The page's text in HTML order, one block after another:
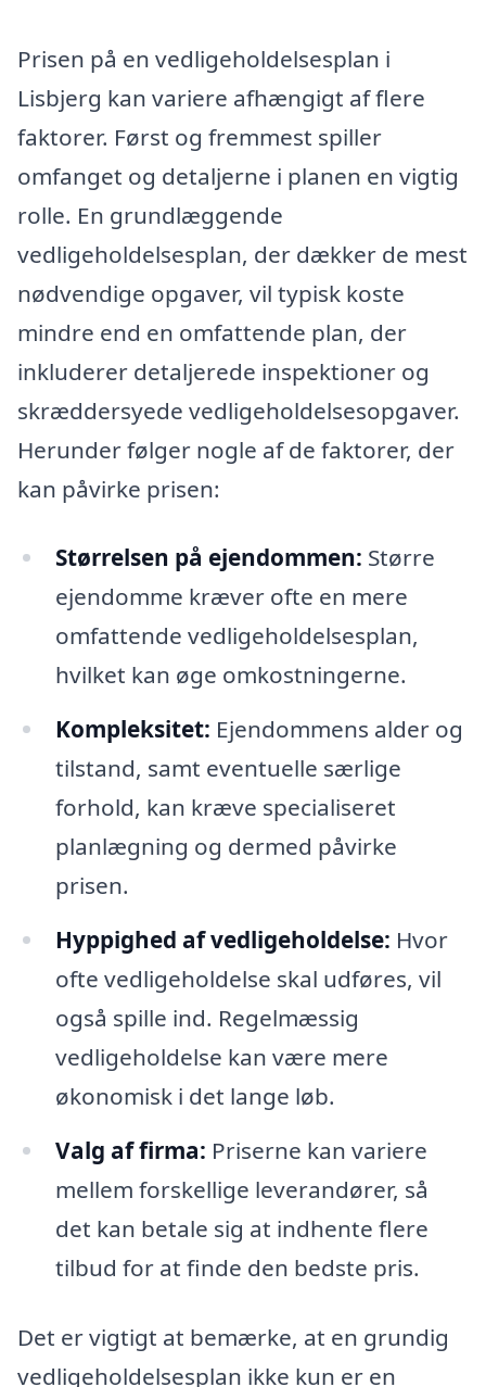
Prisen på en vedligeholdelsesplan i
Lisbjerg kan variere afhængigt af flere
faktorer. Først og fremmest spiller
omfanget og detaljerne i planen en vigtig
rolle. En grundlæggende
vedligeholdelsesplan, der dækker de mest
nødvendige opgaver, vil typisk koste
mindre end en omfattende plan, der
inkluderer detaljerede inspektioner og
skræddersyede vedligeholdelsesopgaver.
Herunder følger nogle af de faktorer, der
kan påvirke prisen:
Størrelsen på ejendommen: Større
ejendomme kræver ofte en mere
omfattende vedligeholdelsesplan,
hvilket kan øge omkostningerne.
Kompleksitet: Ejendommens alder og
tilstand, samt eventuelle særlige
forhold, kan kræve specialiseret
planlægning og dermed påvirke
prisen.
Hyppighed af vedligeholdelse: Hvor
ofte vedligeholdelse skal udføres, vil
også spille ind. Regelmæssig
vedligeholdelse kan være mere
økonomisk i det lange løb.
Valg af firma: Priserne kan variere
mellem forskellige leverandører, så
det kan betale sig at indhente flere
tilbud for at finde den bedste pris.
Det er vigtigt at bemærke, at en grundig
vedligeholdelsesplan ikke kun er en